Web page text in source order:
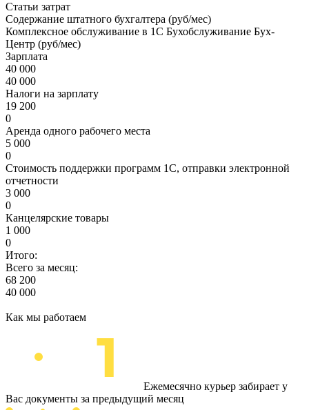
Статьи затрат
Содержание штатного бухгалтера (руб/мес)
Комплексное обслуживание в 1С Бухобслуживание Бух-
Центр (руб/мес)
Зарплата
40 000
40 000
Налоги на зарплату
19 200
0
Аренда одного рабочего места
5 000
0
Стоимость поддержки программ 1С, отправки электронной
отчетности
3 000
0
Канцелярские товары
1 000
0
Итого:
Всего за месяц:
68 200
40 000
Как мы работаем
Ежемесячно курьер забирает у
Вас документы за предыдущий месяц